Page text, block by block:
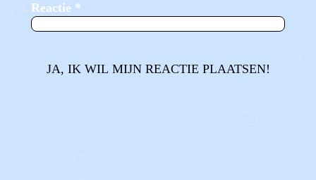
Reactie *
JA, IK WIL MIJN REACTIE PLAATSEN!